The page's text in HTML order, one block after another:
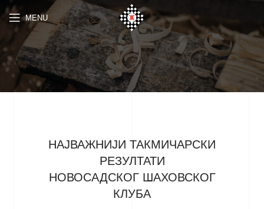
MENU
НАЈВАЖНИЈИ ТАКМИЧАРСКИ
РЕЗУЛТАТИ
НОВОСАДСКОГ ШАХОВСКОГ
КЛУБА